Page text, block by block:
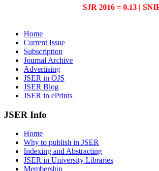
SJR 2016 = 0.13 |
Home
Current Issue
Subscription
Journal Archive
Advertising
JSER in OJS
JSER Blog
JSER in ePrints
JSER Info
Home
Why to publish in JSER
Indexing and Abstracting
JSER in University Libraries
Membership